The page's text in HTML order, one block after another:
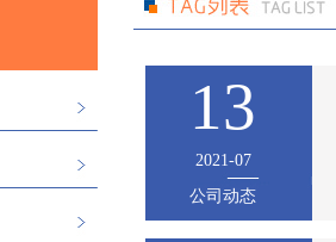
13
2021-07
公司动态